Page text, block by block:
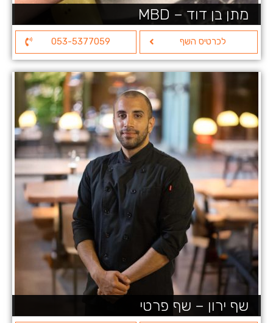
מתן בן דוד – MBD
לכרטיס השף 053-5377059
שף ירון – שף פרטי